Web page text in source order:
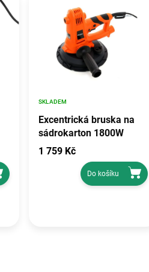
Excentrická bruska na
sádrokarton 1800W
KD1539
SKLADEM
1 759 Kč
Do košíku